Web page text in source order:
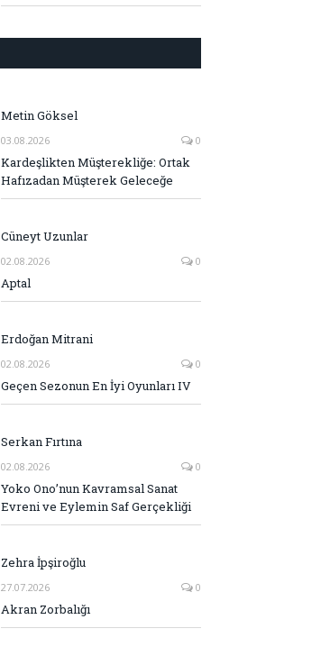
Metin Göksel
03.08.2026 0
Kardeşlikten Müşterekliğe: Ortak
Hafızadan Müşterek Geleceğe
Cüneyt Uzunlar
02.08.2026 0
Aptal
Erdoğan Mitrani
02.08.2026 0
Geçen Sezonun En İyi Oyunları IV
Serkan Fırtına
02.08.2026 0
Yoko Ono’nun Kavramsal Sanat
Evreni ve Eylemin Saf Gerçekliği
Zehra İpşiroğlu
27.07.2026 0
Akran Zorbalığı